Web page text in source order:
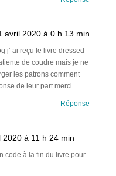
avril 2020 à 0 h 13 min
j’ ai reçu le livre dressed
de coudre mais je ne
les patrons comment
de leur part merci
Réponse
2020 à 11 h 24 min
code à la fin du livre pour